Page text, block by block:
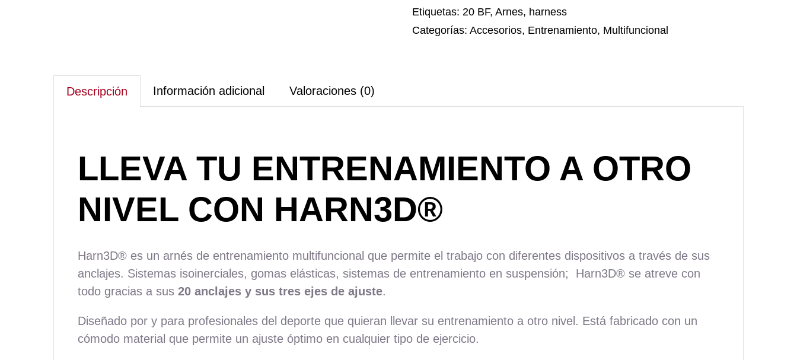
-
Iberian
Etiquetas: 20 BF,Arnes, harness
Categorías:Accesorios, Entrenamiento, Multifuncional
Descripción Información adicional Valoraciones (0)
LLEVA TU ENTRENAMIENTO A OTRO
NIVEL CON HARN3D®
Harn3D®es un arnés de entrenamiento multifuncional que permite el trabajo con diferentes dispositivos a través de sus
anclajes. Sistemas isoinerciales, gomas elásticas, sistemas de entrenamiento en suspensión; Harn3D®se atreve con
todo gracias a sus 20 anclajes y sus tres ejes de ajuste.
Diseñado por y para profesionales del deporte que quieran llevar su entrenamiento a otro nivel. Está fabricado con un
cómodo material que permite un ajuste óptimo en cualquier tipo de ejercicio.